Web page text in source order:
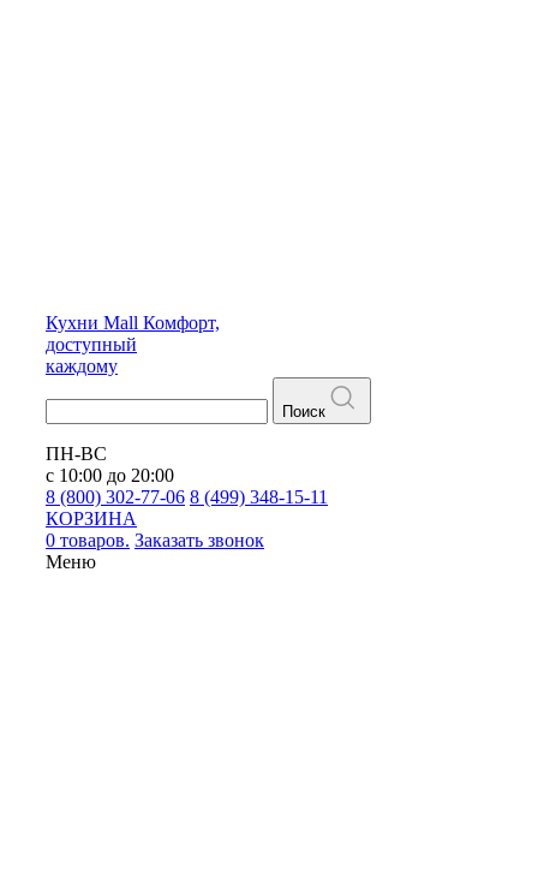
Кухни Mall Комфорт,
доступный
каждому
Поиск
ПН-ВС
с 10:00 до 20:00
8 (800) 302-77-06 8 (499) 348-15-11
КОРЗИНА
0 товаров. Заказать звонок
Меню